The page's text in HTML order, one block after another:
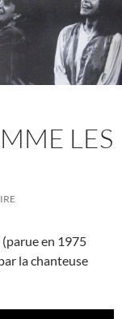
LES
(parue en 1975
la chanteuse